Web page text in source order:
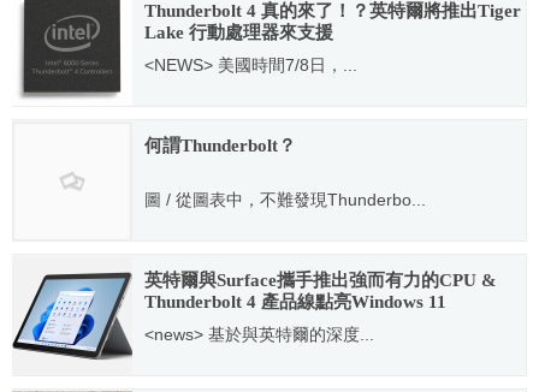
Thunderbolt 4 真的來了！？英特爾將推出Tiger
Lake 行動處理器來支援
<NEWS> 美國時間7/8日，...
何謂Thunderbolt？
圖 / 從圖表中，不難發現Thunderbo...
英特爾與Surface攜手推出強而有力的CPU &
Thunderbolt 4 產品線點亮Windows 11
<news> 基於與英特爾的深度...
2021.09.23